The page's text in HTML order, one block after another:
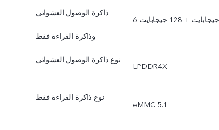
ذاكرة الوصول العشوائي
وذاكرة القراءة فقط
6 جيجابايت + 128 جيجابايت
نوع ذاكرة الوصول العشوائي
LPDDR4X
نوع ذاكرة القراءة فقط
eMMC 5.1